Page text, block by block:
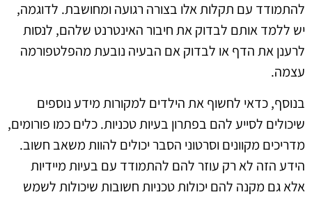
להתמודד עם תקלות אלו בצורה רגועה ומחושבת. לדוגמה,
יש ללמד אותם לבדוק את חיבור האינטרנט שלהם, לנסות
לרענן את הדף או לבדוק אם הבעיה נובעת מהפלטפורמה
עצמה.
בנוסף, כדאי לחשוף את הילדים למקורות מידע נוספים
שיכולים לסייע להם בפתרון בעיות טכניות. כלים כמו פורומים,
מדריכים מקוונים וסרטוני הסבר יכולים להוות משאב חשוב.
הידע הזה לא רק עוזר להם להתמודד עם בעיות מיידיות
אלא גם מקנה להם יכולות טכניות חשובות שיכולות לשמש